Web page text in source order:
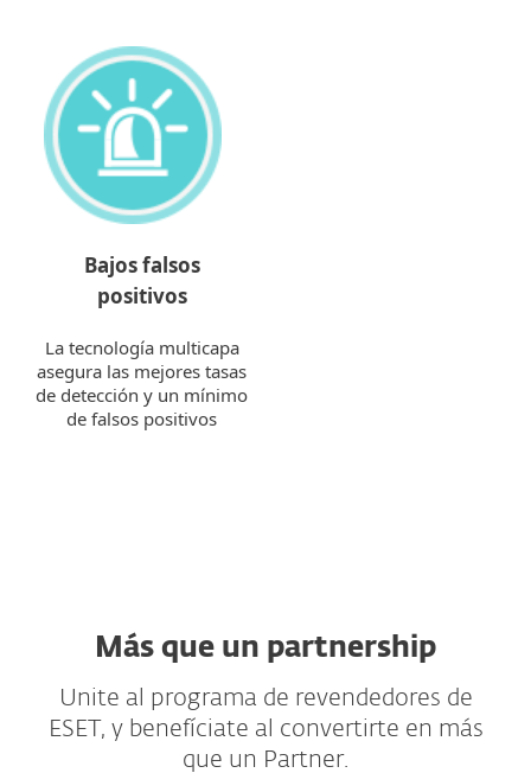
Bajos falsos
positivos
La tecnología multicapa
asegura las mejores tasas
de detección y un mínimo
de falsos positivos
Más que un partnership
Unite al programa de revendedores de
ESET, y benefíciate al convertirte en más
que un Partner.